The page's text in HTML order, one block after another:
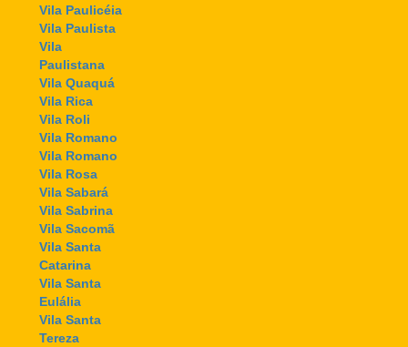
Vila Paulicéia
Vila Paulista
Vila
Paulistana
Vila Quaquá
Vila Rica
Vila Roli
Vila Romano
Vila Romano
Vila Rosa
Vila Sabará
Vila Sabrina
Vila Sacomã
Vila Santa
Catarina
Vila Santa
Eulália
Vila Santa
Tereza